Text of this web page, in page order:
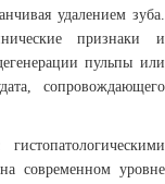
удалением зуба.
признаки и
пульпы или
сопровождающего
современном уровне